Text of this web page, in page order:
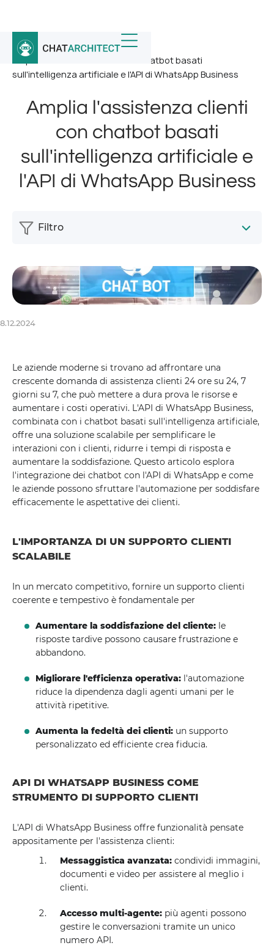
Home / Notizia /
Amplia l'assistenza clienti con chatbot basati
sull'intelligenza artificiale e l'API di WhatsApp Business
Amplia l'assistenza clienti
con chatbot basati
sull'intelligenza artificiale e
l'API di WhatsApp Business
8.12.2024
Le aziende moderne si trovano ad affrontare una
crescente domanda di assistenza clienti 24 ore su 24, 7
giorni su 7, che può mettere a dura prova le risorse e
aumentare i costi operativi. L'API di WhatsApp Business,
combinata con i chatbot basati sull'intelligenza artificiale,
offre una soluzione scalabile per semplificare le
interazioni con i clienti, ridurre i tempi di risposta e
aumentare la soddisfazione. Questo articolo esplora
l'integrazione dei chatbot con l'API di WhatsApp e come
le aziende possono sfruttare l'automazione per soddisfare
efficacemente le aspettative dei clienti.
L'IMPORTANZA DI UN SUPPORTO CLIENTI
SCALABILE
In un mercato competitivo, fornire un supporto clienti
coerente e tempestivo è fondamentale per
Aumentare la soddisfazione del cliente: le
risposte tardive possono causare frustrazione e
abbandono.
Migliorare l'efficienza operativa: l'automazione
riduce la dipendenza dagli agenti umani per le
attività ripetitive.
Aumenta la fedeltà dei clienti: un supporto
personalizzato ed efficiente crea fiducia.
API DI WHATSAPP BUSINESS COME
STRUMENTO DI SUPPORTO CLIENTI
L'API di WhatsApp Business offre funzionalità pensate
appositamente per l'assistenza clienti:
Messaggistica avanzata: condividi immagini,
documenti e video per assistere al meglio i
clienti.
Accesso multi-agente: più agenti possono
gestire le conversazioni tramite un unico
numero API.
Filtro